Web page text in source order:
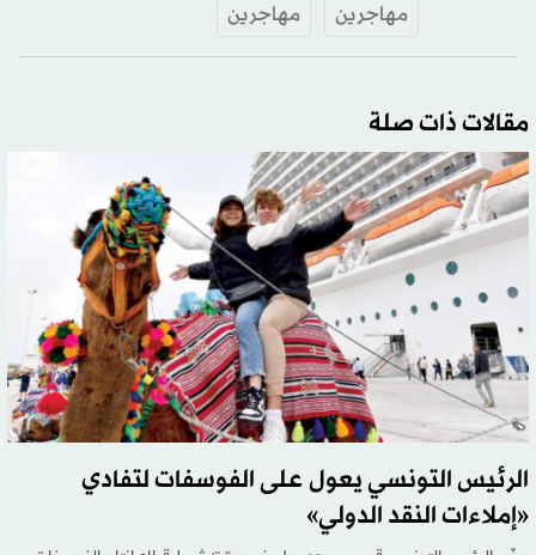
مهاجرين
مهاجرين
مقالات ذات صلة
الرئيس التونسي يعول على الفوسفات لتفادي
«إملاءات النقد الدولي»